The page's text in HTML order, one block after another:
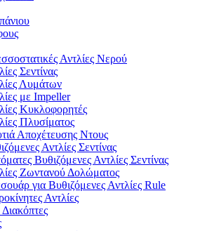
Αντλίες Νερού
Σεντίνας
Λυμάτων
με Impeller
Κυκλοφορητές
Πλυσίματος
Αποχέτευσης Ντους
Αντλίες Σεντίνας
Βυθιζόμενες Αντλίες Σεντίνας
Ζωντανού Δολώματος
για Βυθιζόμενες Αντλίες Rule
Αντλίες